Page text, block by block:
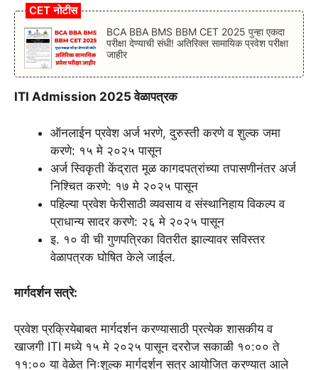
CET नोटीस
BCA BBA BMS BBM CET 2025 पुन्हा एकदा
परीक्षा देण्याची संधी! अतिरिक्त सामायिक प्रवेश परीक्षा
जाहीर
ITI Admission 2025 वेळापत्रक
ऑनलाईन प्रवेश अर्ज भरणे, दुरुस्ती करणे व शुल्क जमा
करणे: १५ मे २०२५ पासून
अर्ज स्विकृती केंद्रात मूळ कागदपत्रांच्या तपासणीनंतर अर्ज
निश्चित करणे: १७ मे २०२५ पासून
पहिल्या प्रवेश फेरीसाठी व्यवसाय व संस्थानिहाय विकल्प व
प्राधान्य सादर करणे: २६ मे २०२५ पासून
इ. १० वी ची गुणपत्रिका वितरीत झाल्यावर सविस्तर
वेळापत्रक घोषित केले जाईल.
मार्गदर्शन सत्रे:
प्रवेश प्रक्रियेबाबत मार्गदर्शन करण्यासाठी प्रत्येक शासकीय व
खाजगी ITI मध्ये १५ मे २०२५ पासून दररोज सकाळी १०:०० ते
११:०० या वेळेत निःशुल्क मार्गदर्शन सत्र आयोजित करण्यात आले